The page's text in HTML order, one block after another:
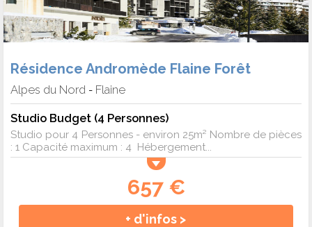
Résidence Andromède Flaine Forêt
Alpes du Nord - Flaine
Studio Budget (4 Personnes)
Studio pour 4 Personnes - environ 25m² Nombre de pièces
: 1 Capacité maximum : 4 Hébergement...
657 €
+ d'infos >